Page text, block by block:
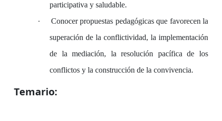
participativa y saludable.
·
Conocer propuestas pedagógicas que favorecen la
superación de la conflictividad, la implementación
de la mediación, la resolución pacífica de los
conflictos y la construcción de la convivencia.
Temario: